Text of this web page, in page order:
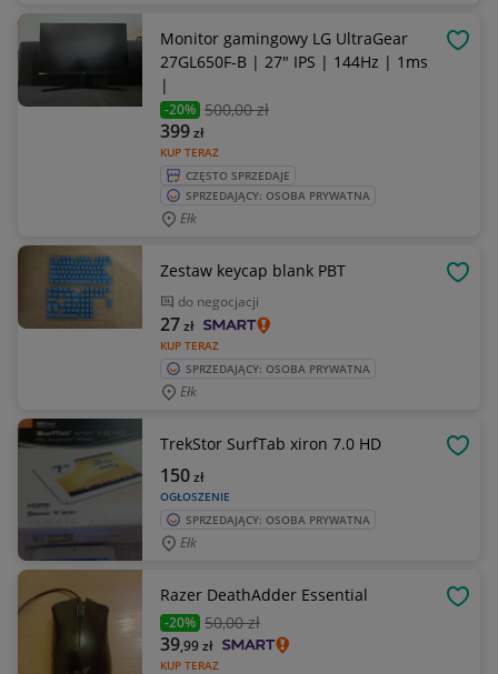
Monitor gamingowy LG UltraGear
27GL650F-B | 27" IPS | 144Hz | 1ms
|
-20% 500,00 zł
KUP TERAZ
399zł
CZĘSTO SPRZEDAJE
SPRZEDAJĄCY: OSOBA PRYWATNA
Ełk
Zestaw keycap blank PBT
do negocjacji
KUP TERAZ
27zł
SPRZEDAJĄCY: OSOBA PRYWATNA
Ełk
TrekStor SurfTab xiron 7.0 HD
OGŁOSZENIE
150zł
SPRZEDAJĄCY: OSOBA PRYWATNA
Ełk
Razer DeathAdder Essential
-20% 50,00 zł
KUP TERAZ
39,99zł